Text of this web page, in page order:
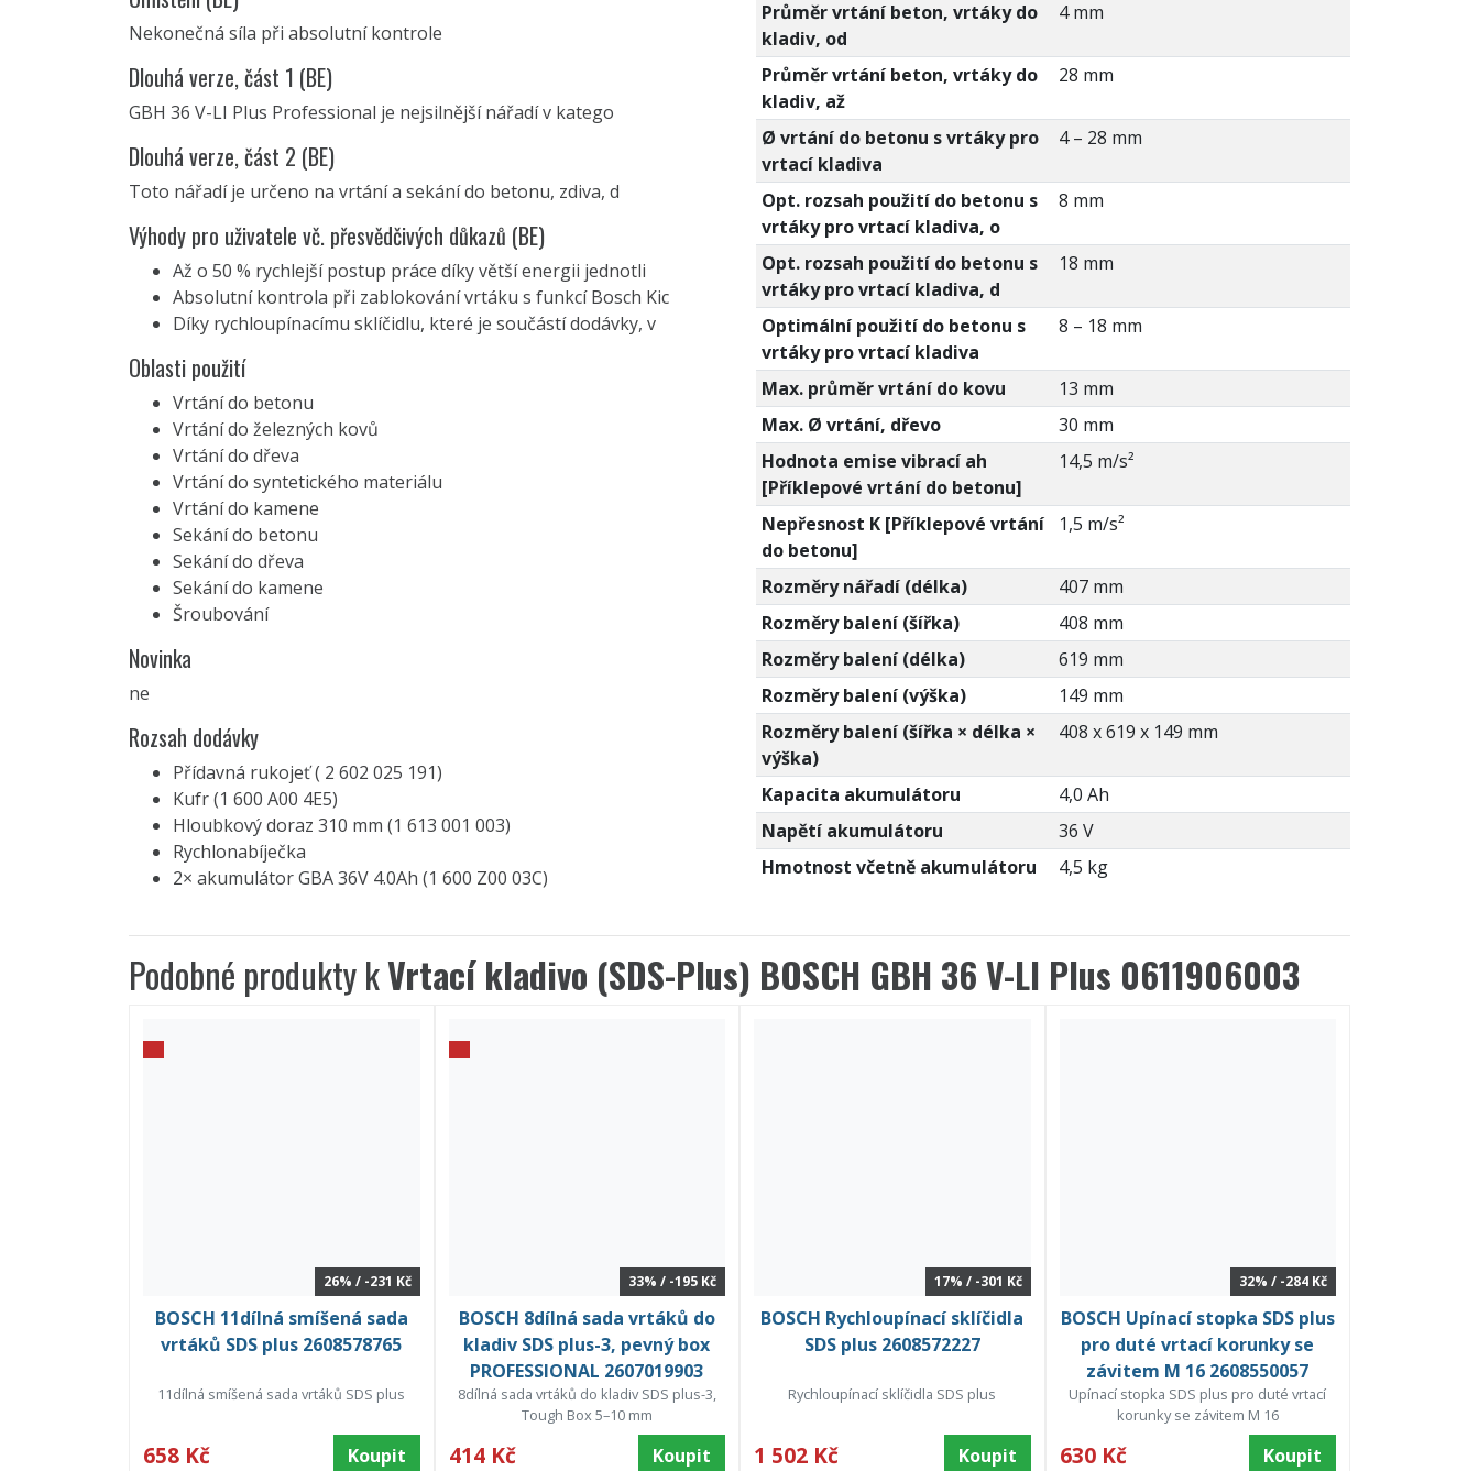
Nekonečná síla při absolutní kontrole
Dlouhá verze, část 1 (BE)
GBH 36 V-LI Plus Professional je nejsilnější nářadí v katego
Dlouhá verze, část 2 (BE)
Toto nářadí je určeno na vrtání a sekání do betonu, zdiva, d
Výhody pro uživatele vč. přesvědčivých důkazů (BE)
Až o 50 % rychlejší postup práce díky větší energii jednotli
Absolutní kontrola při zablokování vrtáku s funkcí Bosch Kic
Díky rychloupínacímu sklíčidlu, které je součástí dodávky, v
Oblasti použití
Vrtání do betonu
Vrtání do železných kovů
Vrtání do dřeva
Vrtání do syntetického materiálu
Vrtání do kamene
Sekání do betonu
Sekání do dřeva
Sekání do kamene
Šroubování
Novinka
ne
Rozsah dodávky
Přídavná rukojeť ( 2 602 025 191)
Kufr (1 600 A00 4E5)
Hloubkový doraz 310 mm (1 613 001 003)
Rychlonabíječka
2× akumulátor GBA 36V 4.0Ah (1 600 Z00 03C)
Průměr vrtání beton, vrtáky do
kladiv, od
4 mm
Průměr vrtání beton, vrtáky do
kladiv, až
28 mm
Ø vrtání do betonu s vrtáky pro
vrtací kladiva
4 – 28 mm
Opt. rozsah použití do betonu s
vrtáky pro vrtací kladiva, o
8 mm
Opt. rozsah použití do betonu s
vrtáky pro vrtací kladiva, d
18 mm
Optimální použití do betonu s
vrtáky pro vrtací kladiva
8 – 18 mm
Max. průměr vrtání do kovu
13 mm
Max. Ø vrtání, dřevo
30 mm
Hodnota emise vibrací ah
[Příklepové vrtání do betonu]
14,5 m/s²
Nepřesnost K [Příklepové vrtání
do betonu]
1,5 m/s²
Rozměry nářadí (délka)
407 mm
Rozměry balení (šířka)
408 mm
Rozměry balení (délka)
619 mm
Rozměry balení (výška)
149 mm
Rozměry balení (šířka × délka ×
výška)
408 x 619 x 149 mm
Kapacita akumulátoru
4,0 Ah
Napětí akumulátoru
36 V
Hmotnost včetně akumulátoru
4,5 kg
Podobné produkty kVrtací kladivo (SDS-Plus) BOSCH GBH 36 V-LI Plus 0611906003
26% / -231 Kč
BOSCH 11dílná smíšená sada
vrtáků SDS plus 2608578765
11dílná smíšená sada vrtáků SDS plus
658 Kč Koupit
33% / -195 Kč
BOSCH 8dílná sada vrtáků do
kladiv SDS plus-3, pevný box
PROFESSIONAL 2607019903
8dílná sada vrtáků do kladiv SDS plus-3,
Tough Box 5–10 mm
414 Kč Koupit
17% / -301 Kč
BOSCH Rychloupínací sklíčidla
SDS plus 2608572227
Rychloupínací sklíčidla SDS plus
1 502 Kč Koupit
32% / -284 Kč
BOSCH Upínací stopka SDS plus
pro duté vrtací korunky se
závitem M 16 2608550057
Upínací stopka SDS plus pro duté vrtací
korunky se závitem M 16
630 Kč Koupit